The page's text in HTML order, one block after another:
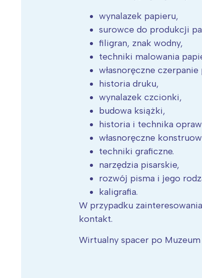
wynalazek papieru,
surowce do produkcji
filigran, znak wodny,
techniki malowania
własnoręczne czerpanie
historia druku,
wynalazek czcionki,
budowa książki,
historia i technika
własnoręczne
techniki graficzne.
narzędzia pisarskie,
rozwój pisma i jego
kaligrafia.
W przypadku
kontakt.
Wirtualny spacer po